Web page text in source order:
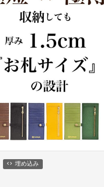
埋め込み